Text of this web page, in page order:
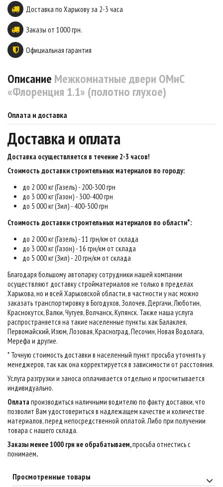
Доставка по Харькову за 2-3 часа
Заказы от 1000 грн.
Официальная гарантия
Описание Межкомнатные двери ОМиС
«Флоренция 1.1» (полотно глухое)
Оплата и доставка
Доставка и оплата
Доставка осуществляется в течение 2-3 часов!
Стоимость доставки строительных материалов по городу:
до 2 000 кг (Газель) - 200-300 грн
до 3 000 кг (Газон) - 300-400 грн
до 5 000 кг (Зил) - 400-500 грн
Стоимость доставки строительных материалов по области*:
до 2 000 кг (Газель) - 11 грн/км от склада
до 3 000 кг (Газон) - 16 грн/км от склада
до 5 000 кг (Зил) - 20 грн/км от склада
Благодаря большому автопарку сотрудники нашей компании
осуществляют доставку стройматериалов не только в пределах
Харькова, но и всей Харьковской области, в частности у нас можно
заказать транспортировку в Богодухов, Золочев, Дергачи, Люботин,
Краснокутск, Валки, Чугуев, Волчанск, Купянск. Также наша услуга
распространяется на такие населенные пункты. как Балаклея,
Первомайский, Изюм, Лозовая, Красноград, Песочин, Новая Водолага,
Мерефа и другие.
* Точную стоимость доставки в населенный пункт просьба уточнять у
менеджеров, так как она корректируется в зависимости от расстояния.
Услуга разгрузки и заноса оплачивается отдельно и просчитывается
индивидуально.
Оплатапроизводиться наличными водителю по факту доставки, что
позволит Вам удостовериться в надлежащем качестве и количестве
материалов, перед непосредственной оплатой. Либо при получении
товара с нашего склада.
Заказы менее 1000 грн не обрабатываем,просьба отнестись с
понимаем.
Просмотренные товары